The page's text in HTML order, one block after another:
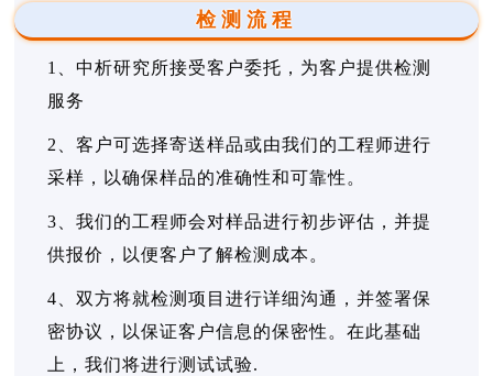
检测流程
1、中析研究所接受客户委托，为客户提供检测
服务
2、客户可选择寄送样品或由我们的工程师进行
采样，以确保样品的准确性和可靠性。
3、我们的工程师会对样品进行初步评估，并提
供报价，以便客户了解检测成本。
4、双方将就检测项目进行详细沟通，并签署保
密协议，以保证客户信息的保密性。在此基础
上，我们将进行测试试验.